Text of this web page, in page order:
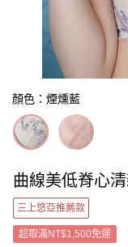
顏色：煙燻藍
曲線美低脊心
三上悠亞推薦款
超取滿NT$1,500免運